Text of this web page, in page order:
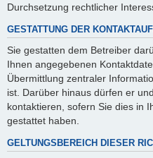
Durchsetzung rechtlicher
GESTATTUNG DER
Sie gestatten dem Betreiber
Ihnen angegebenen
Übermittlung zentraler
ist. Darüber hinaus dürfen er
kontaktieren, sofern Sie dies in
gestattet haben.
GELTUNGSBEREICH DIESER